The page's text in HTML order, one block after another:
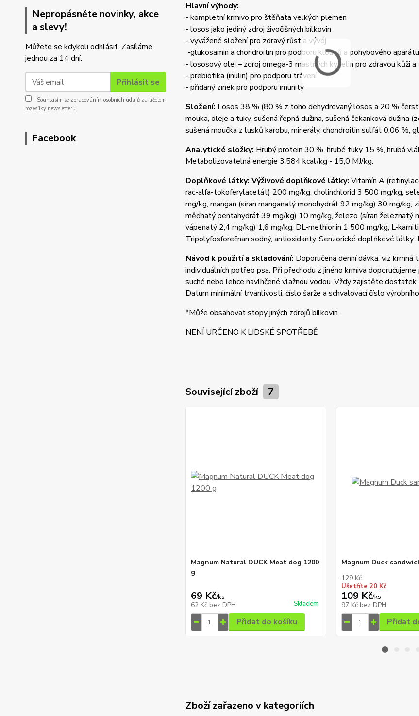
Nepropásněte novinky, akce
a slevy!
Můžete se kdykoli odhlásit. Zasíláme
jednou za 14 dní.
Přihlásit se
Souhlasím se zpracováním osobních údajů za účelem
rozesílky newsletteru.
Facebook
Hlavní výhody:
- kompletní krmivo pro štěňata velkých plemen
- losos jako jediný zdroj živočišných bílkovin
- vyvážené složení pro zdravý růst a vývoj
-glukosamin a chondroitin pro podporu kloubů a pohybového aparátu
- lososový olej – zdroj omega-3 mastných kyselin pro zdravou kůži
- prebiotika (inulin) pro podporu trávení
- přidaný zinek pro podporu imunity
Složení: Losos 38 % (80 % z toho dehydrovaný losos a 20 %
mouka, oleje a tuky, sušená řepná dužina, sušená čekanková
sušená moučka z lusků karobu, minerály, chondroitin sulfát 0,06 %,
Analytické složky: Hrubý protein 30 %, hrubé tuky 15 %, hrubá
Metabolizovatelná energie 3,584 kcal/kg - 15,0 MJ/kg.
Doplňkové látky: Výživové doplňkové látky: Vitamín A
rac-alfa-tokoferylacetát) 200 mg/kg, cholinchlorid 3 500 mg/kg,
mg/kg, mangan (síran manganatý monohydrát 92 mg/kg) 30 mg/
měďnatý pentahydrát 39 mg/kg) 10 mg/kg, železo (síran železnatý
vápenatý 2,4 mg/kg) 1,6 mg/kg, DL-methionin 1 500 mg/kg, L-
Tripolyfosforečnan sodný, antioxidanty. Senzorické doplňkové
Návod k použití a skladování: Doporučená denní dávka: viz
individuálních potřeb psa. Při přechodu z jiného krmiva
suché nebo lehce navlhčené vlažnou vodou. Vždy zajistěte
Datum minimální trvanlivosti, číslo šarže a schvalovací číslo
*Může obsahovat stopy jiných zdrojů bílkovin.
NENÍ URČENO K LIDSKÉ SPOTŘEBĚ
Související zboží 7
Magnum Natural DUCK Meat dog 1200
g
69 Kč/ks
62 Kč bez DPH Skladem
Přidat do košíku
Magnum Duck
129 Kč
Ušetříte 20 Kč
109 Kč/ks
97 Kč bez DPH
Přidat
Zboží zařazeno v kategoriích